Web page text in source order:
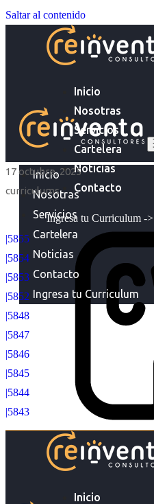
Saltar al contenido
Inicio
Nosotras
Servicios
Cartelera
Noticias
Contacto
Ingresa tu Curriculum ->
Inicio
Inicio
Nosotras
Servicios
Cartelera
Noticias
Contacto
Ingresa tu Curriculum
17 octubre, 2025
curriculums
|5855
|5854
|5853
|5852
|5848
|5847
|5846
|5845
|5844
|5843